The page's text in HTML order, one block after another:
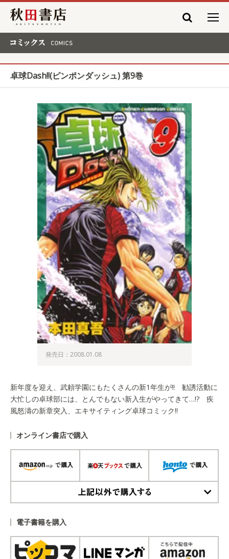
秋田書店
卓球Dash!!(ピンポンダッシュ) 第9巻
発売日：2008.01.08
新年度を迎え、武頼学園にもたくさんの新1年生が!! 勧誘活動に
大忙しの卓球部には、とんでもない新入生がやってきて…!? 疾
風怒濤の新章突入、エキサイティング卓球コミック!!
オンライン書店で購入
電子書籍を購入